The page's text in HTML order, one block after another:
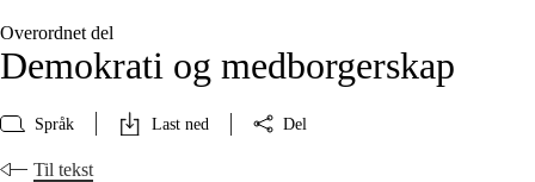
Overordnet del
Demokrati og medborgerskap
Språk Last ned Del
Til tekst